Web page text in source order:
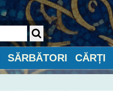
SĂRBĂTORI CĂRȚI